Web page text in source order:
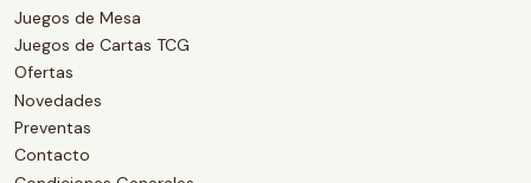
Juegos de Mesa
Juegos de Cartas TCG
Ofertas
Novedades
Preventas
Contacto